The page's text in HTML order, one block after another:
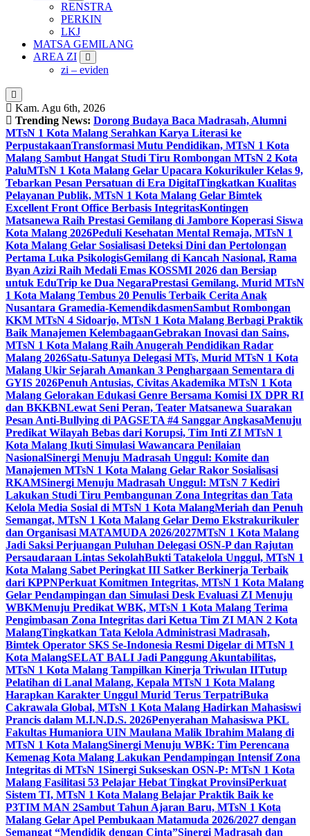
RENSTRA
PERKIN
LKJ
MATSA GEMILANG
AREA ZI
zi – eviden
Kam. Agu 6th, 2026
Trending News: Dorong Budaya Baca Madrasah, Alumni
MTsN 1 Kota Malang Serahkan Karya Literasi ke
PerpustakaanTransformasi Mutu Pendidikan, MTsN 1 Kota
Malang Sambut Hangat Studi Tiru Rombongan MTsN 2 Kota
PaluMTsN 1 Kota Malang Gelar Upacara Kokurikuler Kelas 9,
Tebarkan Pesan Persatuan di Era DigitalTingkatkan Kualitas
Pelayanan Publik, MTsN 1 Kota Malang Gelar Bimtek
Excellent Front Office Berbasis IntegritasKontingen
Matsanewa Raih Prestasi Gemilang di Jambore Koperasi Siswa
Kota Malang 2026Peduli Kesehatan Mental Remaja, MTsN 1
Kota Malang Gelar Sosialisasi Deteksi Dini dan Pertolongan
Pertama Luka PsikologisGemilang di Kancah Nasional, Rama
Byan Azizi Raih Medali Emas KOSSMI 2026 dan Bersiap
untuk EduTrip ke Dua NegaraPrestasi Gemilang, Murid MTsN
1 Kota Malang Tembus 20 Penulis Terbaik Cerita Anak
Nusantara Gramedia-KemendikdasmenSambut Rombongan
KKM MTsN 4 Sidoarjo, MTsN 1 Kota Malang Berbagi Praktik
Baik Manajemen KelembagaanGebrakan Inovasi dan Sains,
MTsN 1 Kota Malang Raih Anugerah Pendidikan Radar
Malang 2026Satu-Satunya Delegasi MTs, Murid MTsN 1 Kota
Malang Ukir Sejarah Amankan 3 Penghargaan Sementara di
GYIS 2026Penuh Antusias, Civitas Akademika MTsN 1 Kota
Malang Gelorakan Edukasi Genre Bersama Komisi IX DPR RI
dan BKKBNLewat Seni Peran, Teater Matsanewa Suarakan
Pesan Anti-Bullying di PAGSETA #4 Sanggar AngkasaMenuju
Predikat Wilayah Bebas dari Korupsi, Tim Inti ZI MTsN 1
Kota Malang Ikuti Simulasi Wawancara Penilaian
NasionalSinergi Menuju Madrasah Unggul: Komite dan
Manajemen MTsN 1 Kota Malang Gelar Rakor Sosialisasi
RKAMSinergi Menuju Madrasah Unggul: MTsN 7 Kediri
Lakukan Studi Tiru Pembangunan Zona Integritas dan Tata
Kelola Media Sosial di MTsN 1 Kota MalangMeriah dan Penuh
Semangat, MTsN 1 Kota Malang Gelar Demo Ekstrakurikuler
dan Organisasi MATAMUDA 2026/2027MTsN 1 Kota Malang
Jadi Saksi Perjuangan Puluhan Delegasi OSN-P dan Rajutan
Persaudaraan Lintas SekolahBukti Tatakelola Unggul, MTsN 1
Kota Malang Sabet Peringkat III Satker Berkinerja Terbaik
dari KPPNPerkuat Komitmen Integritas, MTsN 1 Kota Malang
Gelar Pendampingan dan Simulasi Desk Evaluasi ZI Menuju
WBKMenuju Predikat WBK, MTsN 1 Kota Malang Terima
Pengimbasan Zona Integritas dari Ketua Tim ZI MAN 2 Kota
MalangTingkatkan Tata Kelola Administrasi Madrasah,
Bimtek Operator SKS Se-Indonesia Resmi Digelar di MTsN 1
Kota MalangSELAT BALI Jadi Panggung Akuntabilitas,
MTsN 1 Kota Malang Tampilkan Kinerja Triwulan IITutup
Pelatihan di Lanal Malang, Kepala MTsN 1 Kota Malang
Harapkan Karakter Unggul Murid Terus TerpatriBuka
Cakrawala Global, MTsN 1 Kota Malang Hadirkan Mahasiswi
Prancis dalam M.I.N.D.S. 2026Penyerahan Mahasiswa PKL
Fakultas Humaniora UIN Maulana Malik Ibrahim Malang di
MTsN 1 Kota MalangSinergi Menuju WBK: Tim Perencana
Kemenag Kota Malang Lakukan Pendampingan Intensif Zona
Integritas di MTsN 1Sinergi Sukseskan OSN-P: MTsN 1 Kota
Malang Fasilitasi 53 Pelajar Hebat Tingkat ProvinsiPerkuat
Sistem TI, MTsN 1 Kota Malang Belajar Praktik Baik ke
P3TIM MAN 2Sambut Tahun Ajaran Baru, MTsN 1 Kota
Malang Gelar Apel Pembukaan Matamuda 2026/2027 dengan
Semangat “Mendidik dengan Cinta”Sinergi Madrasah dan